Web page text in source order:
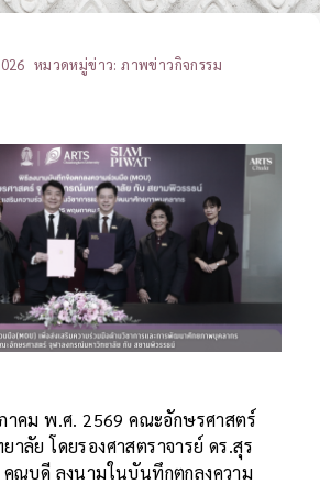
หมวดหมู่ข่าว:ภาพข่าวกิจกรรม
คม พ.ศ. 2569 คณะอักษรศาสตร์
ลัย โดยรองศาสตราจารย์ ดร.สุร
ณบดี ลงนามในบันทึกตกลงความ